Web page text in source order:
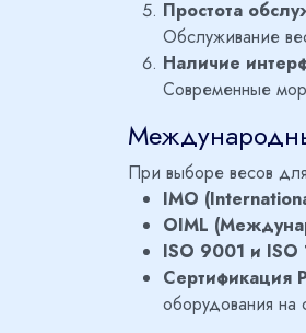
Простота
Обслуживание
Наличие
Современные
При выборе весов
IMO
OIML
ISO 9001 и ISO
Сертификация
оборудования на